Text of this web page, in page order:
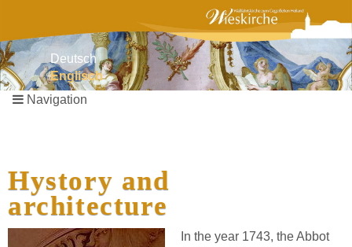
Deutsch
Englisch
Skip
Navigation
Hystory and
architecture
In the year 1743, the Abbot